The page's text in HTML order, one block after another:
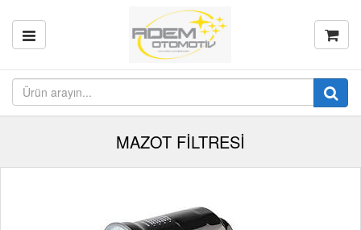
MAZOT FİLTRESİ